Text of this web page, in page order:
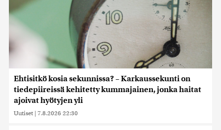
Ehtisitkö kosia sekunnissa? – Karkaussekunti on
tiedepiireissä kehitetty kummajainen, jonka haitat
ajoivat hyötyjen yli
Uutiset | 7.8.2026 22:30